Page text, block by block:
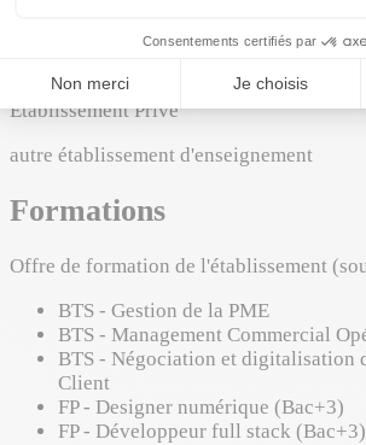
Établissement Privé
autre établissement d'enseignement
Formations
Offre de formation de l'établissement
BTS - Gestion de la PME
BTS - Management Commercial
BTS - Négociation et digitalisation
Client
FP - Designer numérique (Bac+3)
FP - Développeur full stack (Bac+3)